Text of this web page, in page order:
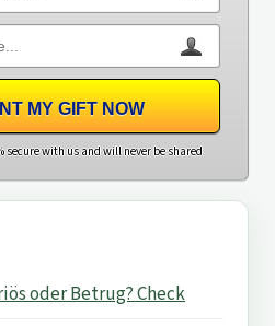
MY GIFT NOW
secure with us and will never be shared
oder Betrug? Check